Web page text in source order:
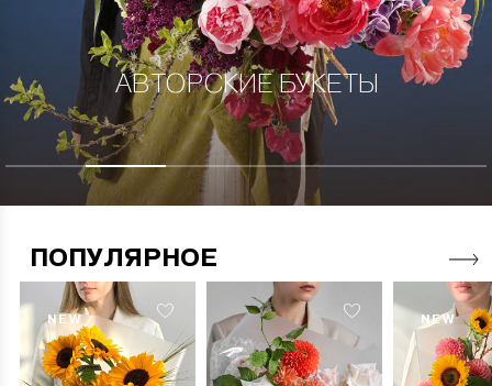
АВТОРСКИЕ БУКЕТЫ
ПОПУЛЯРНОЕ
NEW NEW